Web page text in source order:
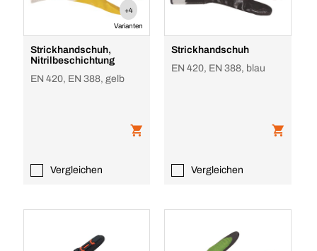
+4
Varianten
Strickhandschuh,
Nitrilbeschichtung
EN 420, EN 388, gelb
Vergleichen
Strickhandschuh
EN 420, EN 388, blau
Vergleichen